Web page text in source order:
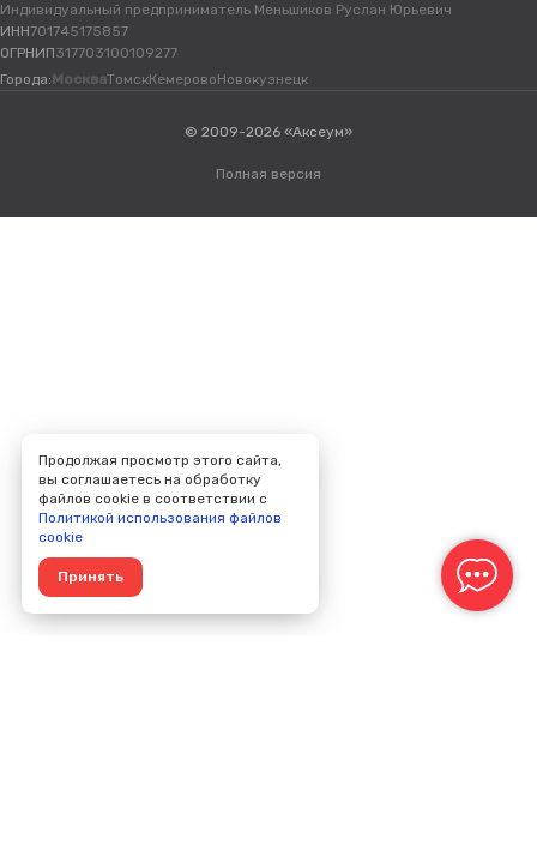
Индивидуальный предприниматель Меньшиков Руслан Юрьевич
ИНН701745175857
ОГРНИП317703100109277
Города: МоскваТомскКемеровоНовокузнецк
© 2009-2026 «Аксеум»
Полная версия
Продолжая просмотр этого сайта,
вы соглашаетесь на обработку
файлов cookie в соответствии с
Политикой использования файлов
cookie
Принять